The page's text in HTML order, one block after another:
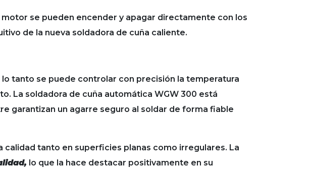
se pueden encender y apagar directamente con los
de la nueva soldadora de cuña caliente.
tanto se puede controlar con precisión la temperatura
La soldadora de cuña automática WGW 300 está
garantizan un agarre seguro al soldar de forma fiable
calidad tanto en superficies planas como irregulares. La
lo que la hace destacar positivamente en su